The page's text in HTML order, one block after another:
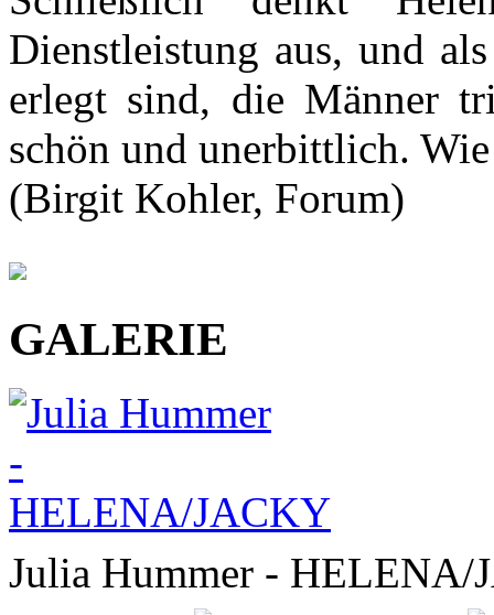
Dienstleistung aus, und
erlegt sind, die Männer
schön und unerbittlich.
(Birgit Kohler, Forum)
GALERIE
Julia Hummer - HELENA/